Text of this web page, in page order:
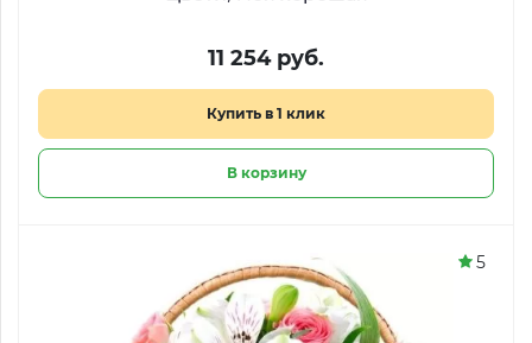
11 254 руб.
Купить в 1 клик
В корзину
5